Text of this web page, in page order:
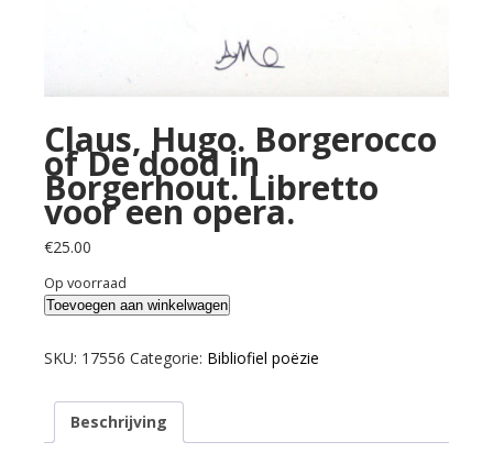
Claus, Hugo. Borgerocco
of De dood in
Borgerhout. Libretto
voor een opera.
€25.00
Op voorraad
Claus,
Borgerocco
De
dood
Toevoegen aan winkelwagen
SKU: 17556 Categorie: Bibliofiel poëzie
Beschrijving